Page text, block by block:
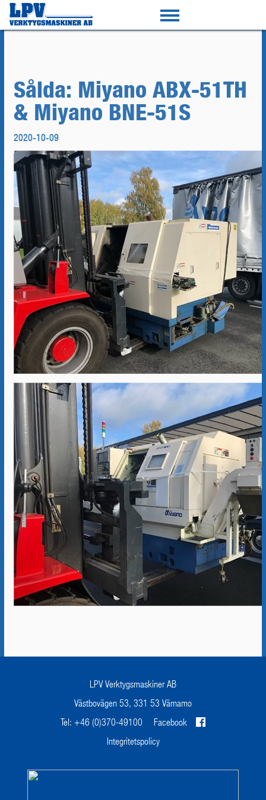
Sålda: Miyano ABX-51TH
& Miyano BNE-51S
2020-10-09
LPV Verktygsmaskiner AB
Västbovägen 53, 331 53 Värnamo
Tel: +46 (0)370-49100
Facebook
Integritetspolicy